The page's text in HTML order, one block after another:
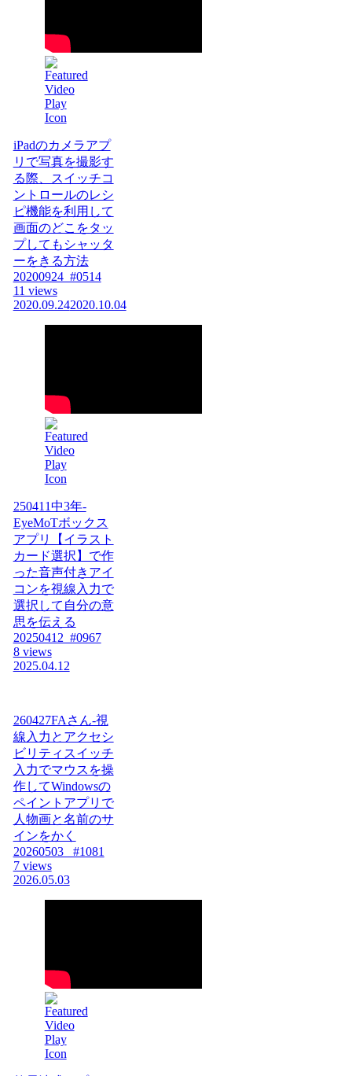
iPadのカメラアプ
リで写真を撮影す
る際、スイッチコ
ントロールのレシ
ピ機能を利用して
画面のどこをタッ
プしてもシャッタ
ーをきる方法
20200924_#0514
11 views
2020.09.242020.10.04
250411中3年-
EyeMoTボックス
アプリ【イラスト
カード選択】で作
った音声付きアイ
コンを視線入力で
選択して自分の意
思を伝える
20250412_#0967
8 views
2025.04.12
260427FAさん-視
線入力とアクセシ
ビリティスイッチ
入力でマウスを操
作してWindowsの
ペイントアプリで
人物画と名前のサ
インをかく
20260503_ #1081
7 views
2026.05.03